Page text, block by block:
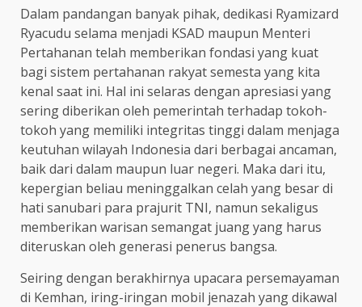
Dalam pandangan banyak pihak, dedikasi Ryamizard
Ryacudu selama menjadi KSAD maupun Menteri
Pertahanan telah memberikan fondasi yang kuat
bagi sistem pertahanan rakyat semesta yang kita
kenal saat ini. Hal ini selaras dengan apresiasi yang
sering diberikan oleh pemerintah terhadap tokoh-
tokoh yang memiliki integritas tinggi dalam menjaga
keutuhan wilayah Indonesia dari berbagai ancaman,
baik dari dalam maupun luar negeri. Maka dari itu,
kepergian beliau meninggalkan celah yang besar di
hati sanubari para prajurit TNI, namun sekaligus
memberikan warisan semangat juang yang harus
diteruskan oleh generasi penerus bangsa.
Seiring dengan berakhirnya upacara persemayaman
di Kemhan, iring-iringan mobil jenazah yang dikawal